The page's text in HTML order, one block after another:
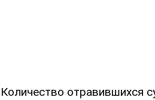
Количество отравившихся